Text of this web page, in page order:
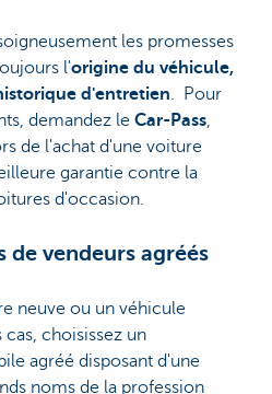
les promesses
l'origine du véhicule,
d'entretien. Pour
demandez le Car-Pass,
de l'achat d'une voiture
garantie contre la
d'occasion.
de vendeurs agréés
neuve ou un véhicule
choisissez un
agréé disposant d'une
noms de la profession